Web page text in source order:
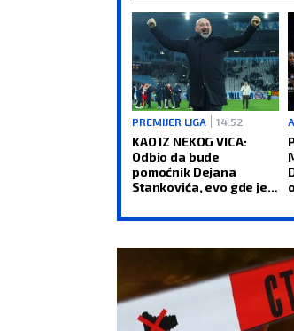
PREMIJER LIGA 14:52
KAO IZ NEKOG VICA:
Odbio da bude
pomoćnik Dejana
Stankovića, evo gde je